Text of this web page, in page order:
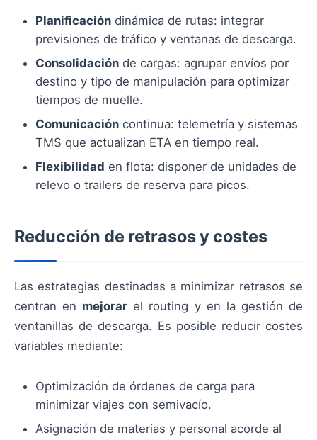
Planificación dinámica de rutas: integrar
previsiones de tráfico y ventanas de descarga.
Consolidación de cargas: agrupar envíos por
destino y tipo de manipulación para optimizar
tiempos de muelle.
Comunicación continua: telemetría y sistemas
TMS que actualizan ETA en tiempo real.
Flexibilidad en flota: disponer de unidades de
relevo o trailers de reserva para picos.
Reducción de retrasos y costes
Las estrategias destinadas a minimizar retrasos se
centran en mejorar el routing y en la gestión de
ventanillas de descarga. Es posible reducir costes
variables mediante:
Optimización de órdenes de carga para
minimizar viajes con semivacío.
Asignación de materias y personal acorde al